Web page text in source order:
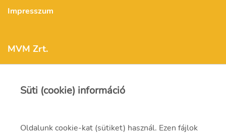
Impresszum
MVM Zrt.
mvm@mvm.hu
Szentendrei út 207-209.
Süti (cookie) információ
Oldalunk cookie-kat (sütiket) használ. Ezen fájlok